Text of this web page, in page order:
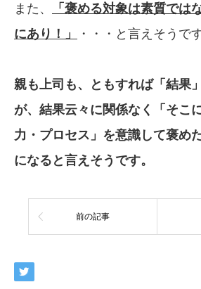
また、 「褒める対象は素質では
にあり！」
・・・と言えそうです
親も上司も、ともすれば「結果
が、結果云々に関係なく「そこ
力・プロセス」を意識して褒め
になると言えそうです。
前の記事